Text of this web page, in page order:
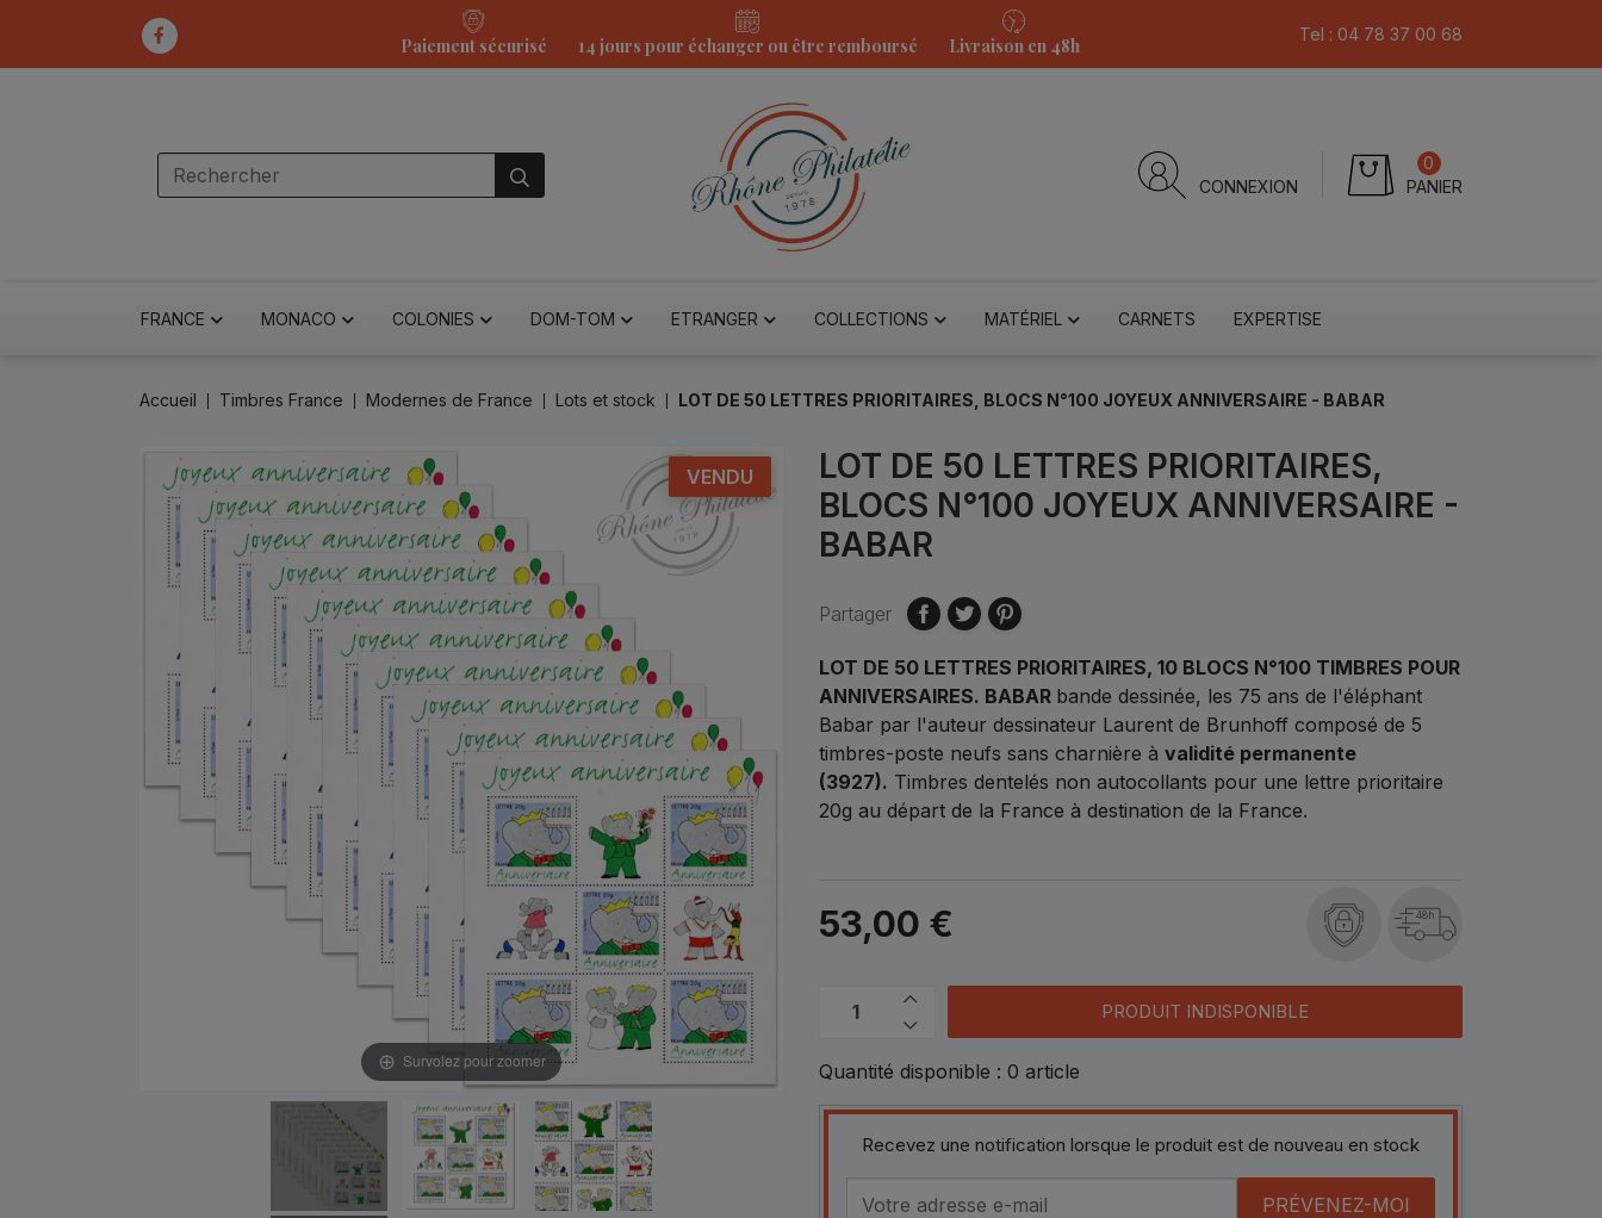
Paiement sécurisé 14 jours pour échanger ou être remboursé Livraison en 48h
Tel : 04 78 37 00 68
CONNEXION PANIER
0
FRANCE MONACO COLONIES DOM-TOM ETRANGER COLLECTIONS MATÉRIEL CARNETS EXPERTISE
Accueil Timbres France Modernes de France Lots et stock LOT DE 50 LETTRES PRIORITAIRES, BLOCS N°100 JOYEUX ANNIVERSAIRE - BABAR
VENDU
Survolez pour zoomer
LOT DE 50 LETTRES PRIORITAIRES,
BLOCS N°100 JOYEUX ANNIVERSAIRE -
BABAR
Partager
LOT DE 50 LETTRES PRIORITAIRES, 10 BLOCS N°100 TIMBRES POUR
ANNIVERSAIRES. BABAR bande dessinée, les 75 ans de l'éléphant
Babar par l'auteur dessinateur Laurent de Brunhoff composé de 5
timbres-poste neufs sans charnière à validité permanente
(3927). Timbres dentelés non autocollants pour une lettre prioritaire
20g au départ de la France à destination de la France.
53,00 € 48h
PRODUIT INDISPONIBLE
Quantité disponible : 0 article
Recevez une notification lorsque le produit est de nouveau en stock
PRÉVENEZ-MOI